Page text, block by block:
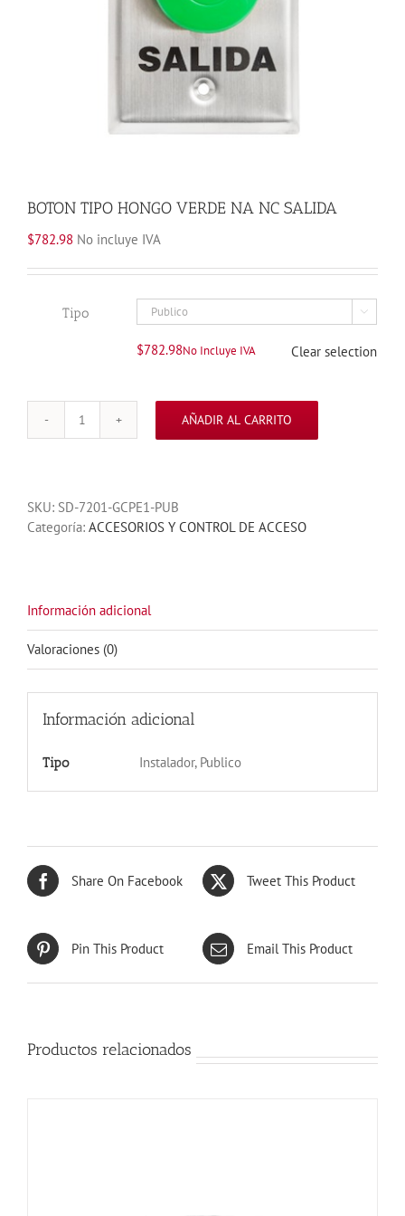
BOTON TIPO HONGO VERDE NA NC SALIDA
$782.98 No incluye IVA
Tipo 
$782.98No Incluye IVA Clear selection
BOTON
NA
NC
AÑADIR AL CARRITO
SKU: SD-7201-GCPE1-PUB
Categoría: ACCESORIOS Y CONTROL DE ACCESO
Información adicional
Valoraciones (0)
Información adicional
Tipo Instalador, Publico
Share On Facebook Tweet This Product
Pin This Product Email This Product
Productos relacionados